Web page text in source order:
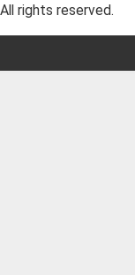
rights reserved.